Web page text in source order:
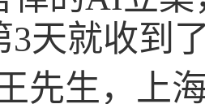
3天就收到
生，上